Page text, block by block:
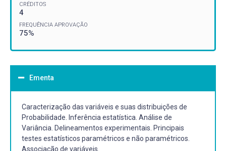
CRÉDITOS
4
FREQUÊNCIA APROVAÇÃO
75%
Ementa
Caracterização das variáveis e suas distribuições de
Probabilidade. Inferência estatística. Análise de
Variância. Delineamentos experimentais. Principais
testes estatísticos paramétricos e não paramétricos.
Associação de variáveis.